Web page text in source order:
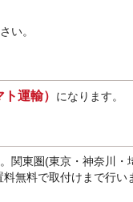
い。
運輸） になります。
関東圏(東京・神奈川・
無料で取付けまで行い